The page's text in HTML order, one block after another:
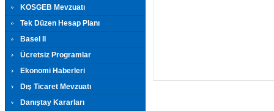
KOSGEB Mevzuatı
Tek Düzen Hesap Planı
Basel II
Ücretsiz Programlar
Ekonomi Haberleri
Dış Ticaret Mevzuatı
Danıştay Kararları